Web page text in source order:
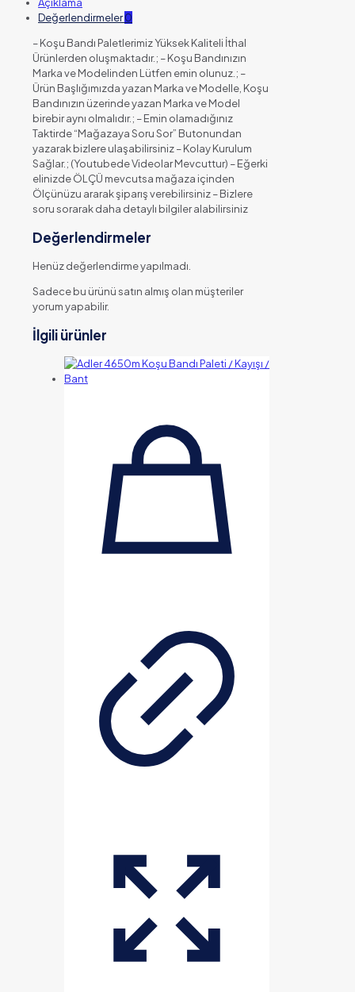
Açıklama
Değerlendirmeler0
– Koşu Bandı Paletlerimiz Yüksek Kaliteli İthal
Ürünlerden oluşmaktadır.; – Koşu Bandınızın
Marka ve Modelinden Lütfen emin olunuz.; –
Ürün Başlığımızda yazan Marka ve Modelle, Koşu
Bandınızın üzerinde yazan Marka ve Model
birebir aynı olmalıdır.; – Emin olamadığınız
Taktirde “Mağazaya Soru Sor” Butonundan
yazarak bizlere ulaşabilirsiniz – Kolay Kurulum
Sağlar.; (Youtubede Videolar Mevcuttur) – Eğerki
elinizde ÖLÇÜ mevcutsa mağaza içinden
Ölçünüzu ararak şiparış verebilirsiniz – Bizlere
soru sorarak daha detaylı bilgiler alabilirsiniz
Değerlendirmeler
Henüz değerlendirme yapılmadı.
Sadece bu ürünü satın almış olan müşteriler
yorum yapabilir.
İlgili ürünler